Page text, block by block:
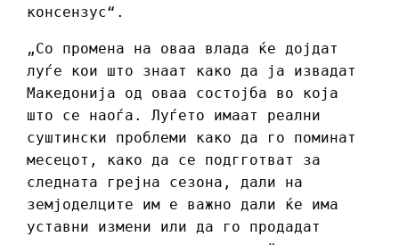
консензус“.
„Со промена на оваа влада ќе дојдат
луѓе кои што знаат како да ја извадат
Македонија од оваа состојба во која
што се наоѓа. Луѓето имаат реални
суштински проблеми како да го поминат
месецот, како да се подгготват за
следната грејна сезона, дали на
земјоделците им е важно дали ќе има
уставни измени или да го продадат